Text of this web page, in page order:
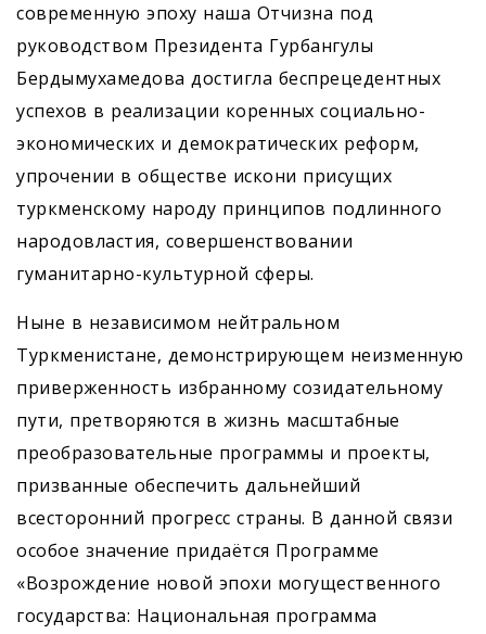
современную эпоху наша Отчизна под
руководством Президента Гурбангулы
Бердымухамедова достигла беспрецедентных
успехов в реализации коренных социально-
экономических и демократических реформ,
упрочении в обществе искони присущих
туркменскому народу принципов подлинного
народовластия, совершенствовании
гуманитарно-культурной сферы.
Ныне в независимом нейтральном
Туркменистане, демонстрирующем неизменную
приверженность избранному созидательному
пути, претворяются в жизнь масштабные
преобразовательные программы и проекты,
призванные обеспечить дальнейший
всесторонний прогресс страны. В данной связи
особое значение придаётся Программе
«Возрождение новой эпохи могущественного
государства: Национальная программа